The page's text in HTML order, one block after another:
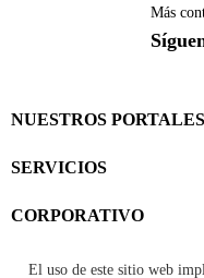
Más
NUESTROS PORTALES
SERVICIOS
CORPORATIVO
El uso de este sitio web